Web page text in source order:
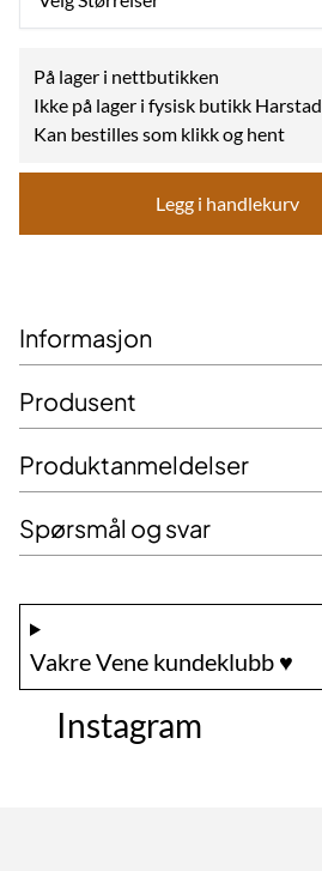
På lager i nettbutikken
Ikke på lager i fysisk butikk Harstad
Kan bestilles som klikk og hent
Legg i handlekurv
Informasjon
Produsent
Produktanmeldelser
Spørsmål og svar
Vakre Vene kundeklubb ♥️
Instagram